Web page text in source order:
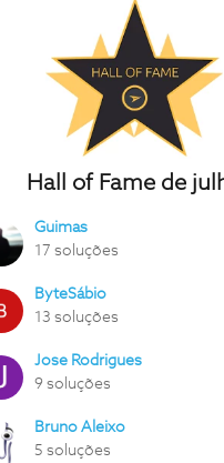
Hall of Fame de
Guimas
17 soluções
ByteSábio
13 soluções
Jose Rodrigues
9 soluções
Bruno Aleixo
5 soluções